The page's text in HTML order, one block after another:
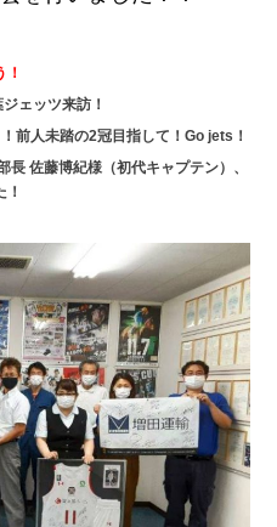
ェッツ来訪！
前人未踏の2冠目指して！Go jets！
佐藤博紀様（初代キャプテン）、